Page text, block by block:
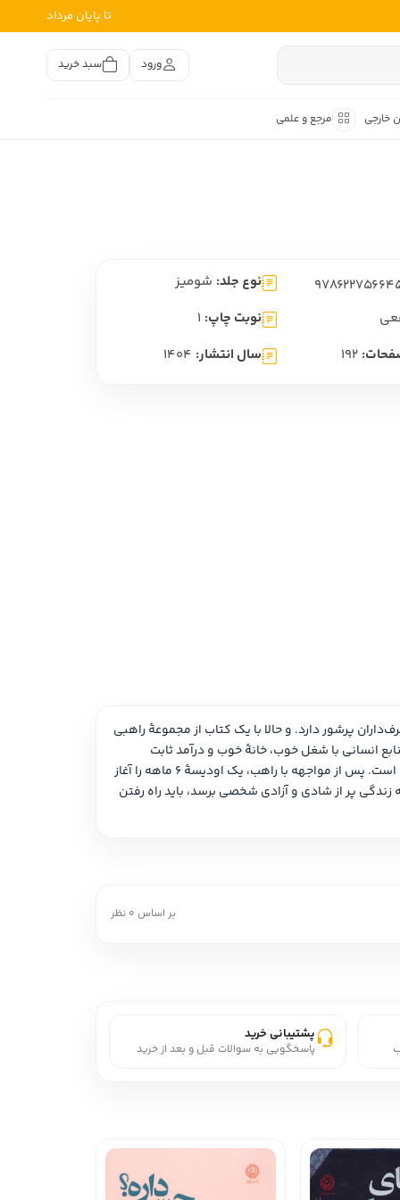
تا پایان مرداد
ورود سبد خرید
خارجی مرجع و علمی
فارسی
متون کهن
نوع جلد: شومیز
نوبت چاپ: 1
192 سال انتشار: 1404
بر اساس 0 نظر
پشتیبانی خرید
پاسخگویی به سوالات قبل و بعد از خرید